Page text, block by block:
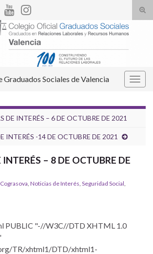
el
for:
Sociales de Valencia
DE INTERÉS – 6 DE OCTUBRE DE 2021
INTERÉS -14 DE OCTUBRE DE 2021
– 8 DE OCTUBRE DE
Noticias de Interés Seguridad Social
PUBLIC "-//W3C//DTD XHTML 1.0
TR/xhtml1/DTD/xhtml1-